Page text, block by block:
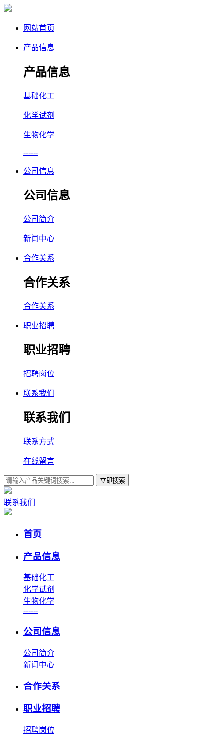
网站首页
产品信息
产品信息
基础化工
化学试剂
生物化学
------
公司信息
公司信息
公司简介
新闻中心
合作关系
合作关系
合作关系
职业招聘
职业招聘
招聘岗位
联系我们
联系我们
联系方式
在线留言
立即搜索
联系我们
首页
产品信息
基础化工
化学试剂
生物化学
------
公司信息
公司简介
新闻中心
合作关系
职业招聘
招聘岗位